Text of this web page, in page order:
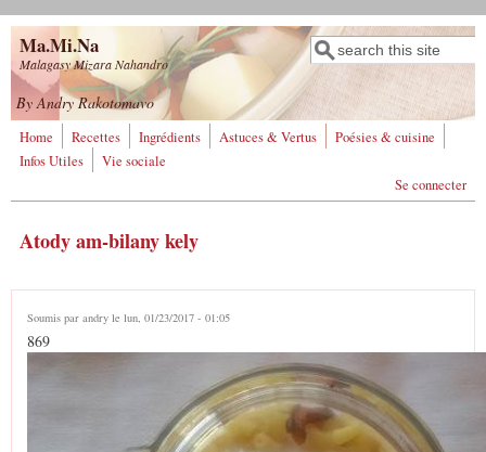
Aller au contenu principal
Ma.Mi.Na
Malagasy Mizara Nahandro
Formulaire de
recherche
Rechercher
By Andry Rakotomavo
Home Recettes Ingrédients Astuces & Vertus
Poésies & cuisine
Infos Utiles
Vie sociale
Se connecter
Atody am-bilany kely
Soumis par andry le lun, 01/23/2017 - 01:05
869